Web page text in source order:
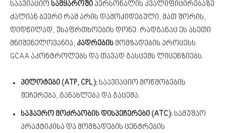
საავიაციო სამყაროში პერსონალის კვალიფიცირებაზე
ძალიან ბევრი რამ არის დამოკიდებული, მათ შორის,
დიდწილად, უსაფრთხოების დონე. რადგანაც ეს ასეთი
მნიშვნელოვანია, კადრების მომზადების პროცესს
GCAA აკონტროლებს და თავად გასცემს ლიცენზიებს.
პილოტები (ATP, CPL): საავიაციო მოწმობების
შეჩერება, განახლება და გაცემა.
საჰაერო მოძრაობის დისპეჩერები (ATC): სამუშაო
პრაქტიკისა და მომზადების ცენტრების